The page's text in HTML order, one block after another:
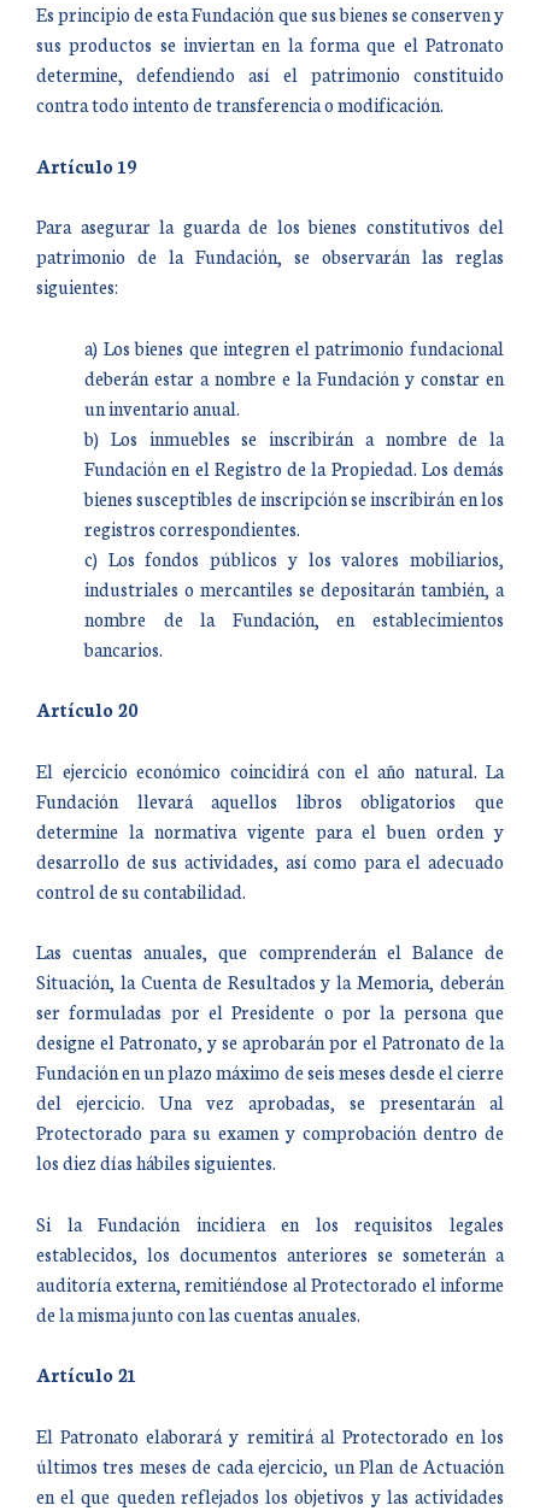
Es principio de esta Fundación que sus bienes se conserven y
sus productos se inviertan en la forma que el Patronato
determine, defendiendo así el patrimonio constituido
contra todo intento de transferencia o modificación.
Artículo 19
Para asegurar la guarda de los bienes constitutivos del
patrimonio de la Fundación, se observarán las reglas
siguientes:
a) Los bienes que integren el patrimonio fundacional
deberán estar a nombre e la Fundación y constar en
un inventario anual.
b) Los inmuebles se inscribirán a nombre de la
Fundación en el Registro de la Propiedad. Los demás
bienes susceptibles de inscripción se inscribirán en los
registros correspondientes.
c) Los fondos públicos y los valores mobiliarios,
industriales o mercantiles se depositarán también, a
nombre de la Fundación, en establecimientos
bancarios.
Artículo 20
El ejercicio económico coincidirá con el año natural. La
Fundación llevará aquellos libros obligatorios que
determine la normativa vigente para el buen orden y
desarrollo de sus actividades, así como para el adecuado
control de su contabilidad.
Las cuentas anuales, que comprenderán el Balance de
Situación, la Cuenta de Resultados y la Memoria, deberán
ser formuladas por el Presidente o por la persona que
designe el Patronato, y se aprobarán por el Patronato de la
Fundación en un plazo máximo de seis meses desde el cierre
del ejercicio. Una vez aprobadas, se presentarán al
Protectorado para su examen y comprobación dentro de
los diez días hábiles siguientes.
Si la Fundación incidiera en los requisitos legales
establecidos, los documentos anteriores se someterán a
auditoría externa, remitiéndose al Protectorado el informe
de la misma junto con las cuentas anuales.
Artículo 21
El Patronato elaborará y remitirá al Protectorado en los
últimos tres meses de cada ejercicio, un Plan de Actuación
en el que queden reflejados los objetivos y las actividades